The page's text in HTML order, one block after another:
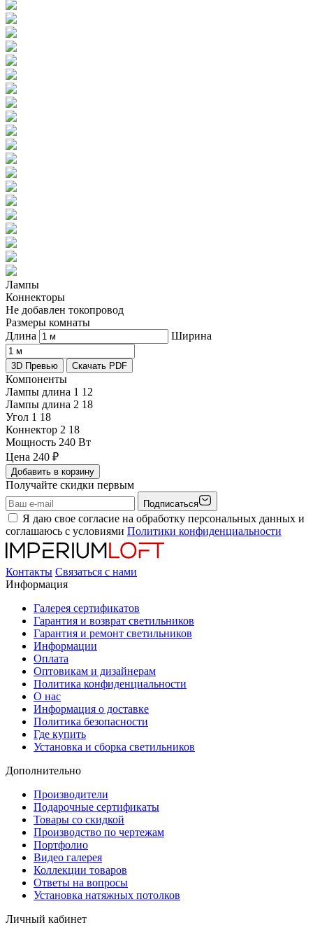
Лампы
Коннекторы
Не добавлен токопровод
Размеры комнаты
Длина
Ширина
3D Превью Скачать PDF
Компоненты
Лампы длина 1 12
Лампы длина 2 18
Угол 1 18
Коннектор 2 18
Мощность 240 Вт
Цена 240 ₽
Добавить в корзину
Получайте скидки первым
Подписаться
Я даю свое согласие на обработку персональных данных и
соглашаюсь с условиями Политики конфиденциальности
Контакты Связаться с нами
Информация
Галерея сертификатов
Гарантия и возврат светильников
Гарантия и ремонт светильников
Информации
Оплата
Оптовикам и дизайнерам
Политика конфиденциальности
О нас
Информация о доставке
Политика безопасности
Где купить
Установка и сборка светильников
Дополнительно
Производители
Подарочные сертификаты
Товары со скидкой
Производство по чертежам
Портфолио
Видео галерея
Коллекции товаров
Ответы на вопросы
Установка натяжных потолков
Личный кабинет